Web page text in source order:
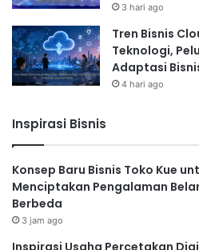
3 hari ago
Tren Bisnis
Teknologi,
Adaptasi
4 hari ago
Inspirasi Bisnis
Konsep Baru Bisnis Toko Kue
Menciptakan Pengalaman
Berbeda
3 jam ago